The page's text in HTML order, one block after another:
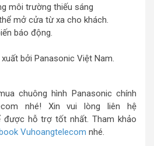
môi trường thiếu sáng
mở cửa từ xa cho khách.
báo động.
bởi Panasonic Việt Nam.
chuông hình Panasonic chính
nhé! Xin vui lòng liên hệ
được hỗ trợ tốt nhất. Tham khảo
Vuhoangtelecom nhé.